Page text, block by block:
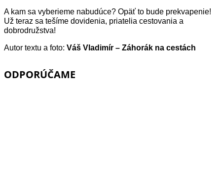
A kam sa vyberieme nabudúce? Opäť to bude prekvapenie!
Už teraz sa tešíme dovidenia, priatelia cestovania a
dobrodružstva!
Autor textu a foto: Váš Vladimír – Záhorák na cestách
ODPORÚČAME